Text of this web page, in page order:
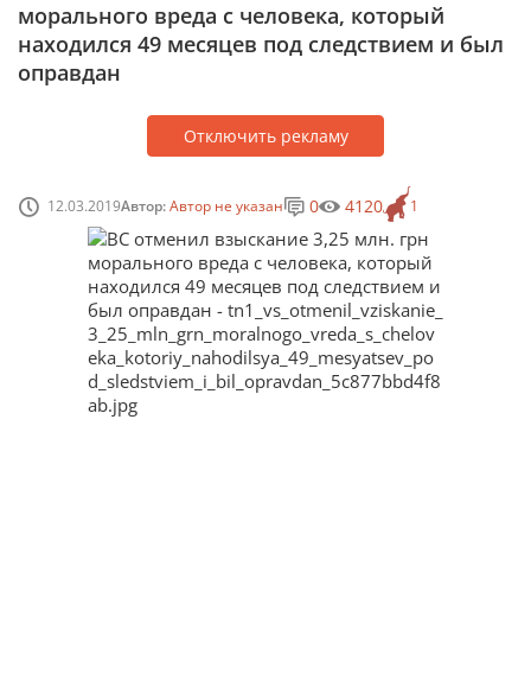
морального вреда с человека, который
находился 49 месяцев под следствием и был
оправдан
Отключить рекламу
12.03.2019Автор:Автор не указан 1
0 4120